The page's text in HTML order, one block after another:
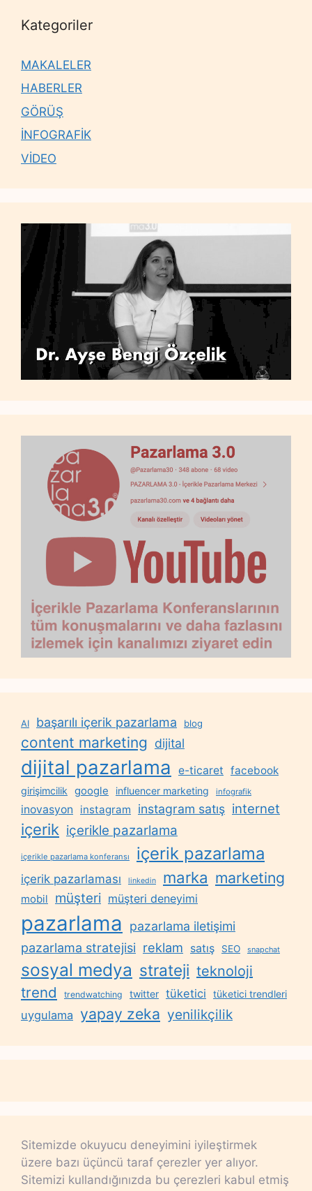
Kategoriler
MAKALELER
HABERLER
GÖRÜŞ
İNFOGRAFİK
VİDEO
AI başarılı içerik pazarlama blog
content marketing dijital
dijital pazarlama e-ticaret facebook
girişimcilik google influencer marketing infografik
inovasyon instagram instagram satış internet
içerik içerikle pazarlama
içerikle pazarlama konferansı içerik pazarlama
içerik pazarlaması linkedin marka marketing
mobil müşteri müşteri deneyimi
pazarlama
pazarlama iletişimi
pazarlama stratejisi reklam satış SEO snapchat
sosyal medya strateji teknoloji
trend trendwatching twitter tüketici tüketici trendleri
uygulama yapay zeka yenilikçilik
Sitemizde okuyucu deneyimini iyileştirmek
üzere bazı üçüncü taraf çerezler yer alıyor.
Sitemizi kullandığınızda bu çerezleri kabul etmiş